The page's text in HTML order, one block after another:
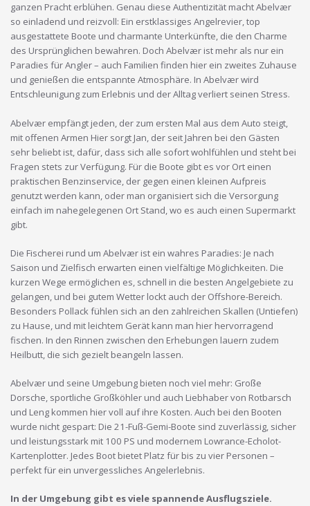
ganzen Pracht erblühen. Genau diese Authentizität macht Abelvær
so einladend und reizvoll: Ein erstklassiges Angelrevier, top
ausgestattete Boote und charmante Unterkünfte, die den Charme
des Ursprünglichen bewahren. Doch Abelvær ist mehr als nur ein
Paradies für Angler – auch Familien finden hier ein zweites Zuhause
und genießen die entspannte Atmosphäre. In Abelvær wird
Entschleunigung zum Erlebnis und der Alltag verliert seinen Stress.
Abelvær empfängt jeden, der zum ersten Mal aus dem Auto steigt,
mit offenen Armen Hier sorgt Jan, der seit Jahren bei den Gästen
sehr beliebt ist, dafür, dass sich alle sofort wohlfühlen und steht bei
Fragen stets zur Verfügung. Für die Boote gibt es vor Ort einen
praktischen Benzinservice, der gegen einen kleinen Aufpreis
genutzt werden kann, oder man organisiert sich die Versorgung
einfach im nahegelegenen Ort Stand, wo es auch einen Supermarkt
gibt.
Die Fischerei rund um Abelvær ist ein wahres Paradies: Je nach
Saison und Zielfisch erwarten einen vielfältige Möglichkeiten. Die
kurzen Wege ermöglichen es, schnell in die besten Angelgebiete zu
gelangen, und bei gutem Wetter lockt auch der Offshore-Bereich.
Besonders Pollack fühlen sich an den zahlreichen Skallen (Untiefen)
zu Hause, und mit leichtem Gerät kann man hier hervorragend
fischen. In den Rinnen zwischen den Erhebungen lauern zudem
Heilbutt, die sich gezielt beangeln lassen.
Abelvær und seine Umgebung bieten noch viel mehr: Große
Dorsche, sportliche Großköhler und auch Liebhaber von Rotbarsch
und Leng kommen hier voll auf ihre Kosten. Auch bei den Booten
wurde nicht gespart: Die 21-Fuß-Gemi-Boote sind zuverlässig, sicher
und leistungsstark mit 100 PS und modernem Lowrance-Echolot-
Kartenplotter. Jedes Boot bietet Platz für bis zu vier Personen –
perfekt für ein unvergessliches Angelerlebnis.
In der Umgebung gibt es viele spannende Ausflugsziele.